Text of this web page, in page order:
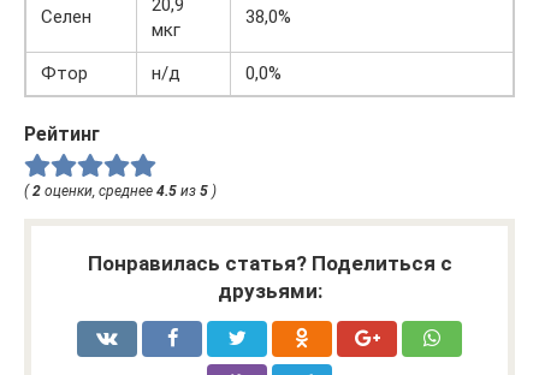
Селен
20,9
мкг
38,0%
Фтор н/д 0,0%
Рейтинг
(2 оценки, среднее 4.5 из 5 )
Понравилась статья? Поделиться с
друзьями: